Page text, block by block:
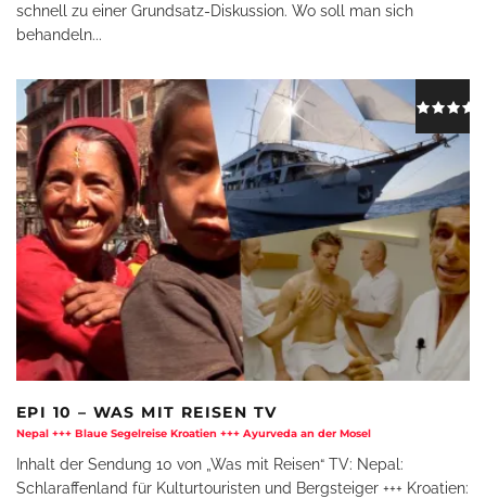
schnell zu einer Grundsatz-Diskussion. Wo soll man sich
behandeln...
EPI 10 – WAS MIT REISEN TV
Nepal +++ Blaue Segelreise Kroatien +++ Ayurveda an der Mosel
Inhalt der Sendung 10 von „Was mit Reisen“ TV: Nepal:
Schlaraffenland für Kulturtouristen und Bergsteiger +++ Kroatien: